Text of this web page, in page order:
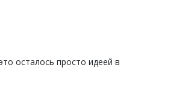
осталось просто идеей в